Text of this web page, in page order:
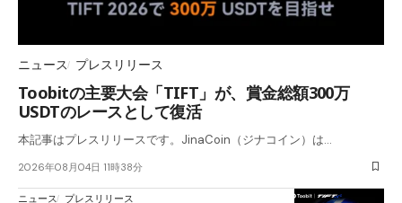
ニュース プレスリリース
Toobitの主要大会「TIFT」が、賞金総額300万
USDTのレースとして復活
本記事はプレスリリースです。JinaCoin（ジナコイン）は…
2026年08月04日 11時38分
ニュース プレスリリース